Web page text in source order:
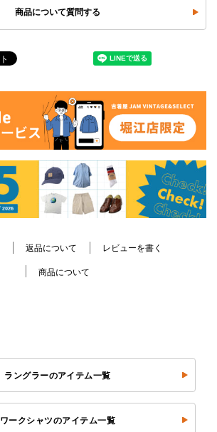
商品について質問する
返品について レビューを書く
商品について
ラングラーのアイテム一覧
ワークシャツのアイテム一覧